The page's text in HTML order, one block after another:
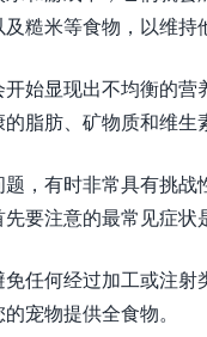
糙米等食物，以维持
始显现出不均衡的
脂肪、矿物质和维生
，有时非常具有挑
要注意的最常见症状
任何经过加工或注
宠物提供全食物。